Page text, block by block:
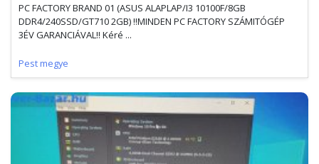
PC FACTORY BRAND 01 (ASUS ALAPLAP/I3 10100F/8GB
DDR4/240SSD/GT710 2GB) !!MINDEN PC FACTORY SZÁMITÓGÉP
3ÉV GARANCIÁVAL!! Kéré ...
Pest megye